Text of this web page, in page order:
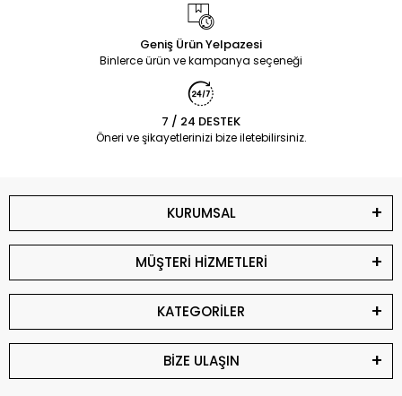
Geniş Ürün Yelpazesi
Binlerce ürün ve kampanya seçeneği
7 / 24 DESTEK
Öneri ve şikayetlerinizi bize iletebilirsiniz.
KURUMSAL
MÜŞTERİ HİZMETLERİ
KATEGORİLER
BİZE ULAŞIN